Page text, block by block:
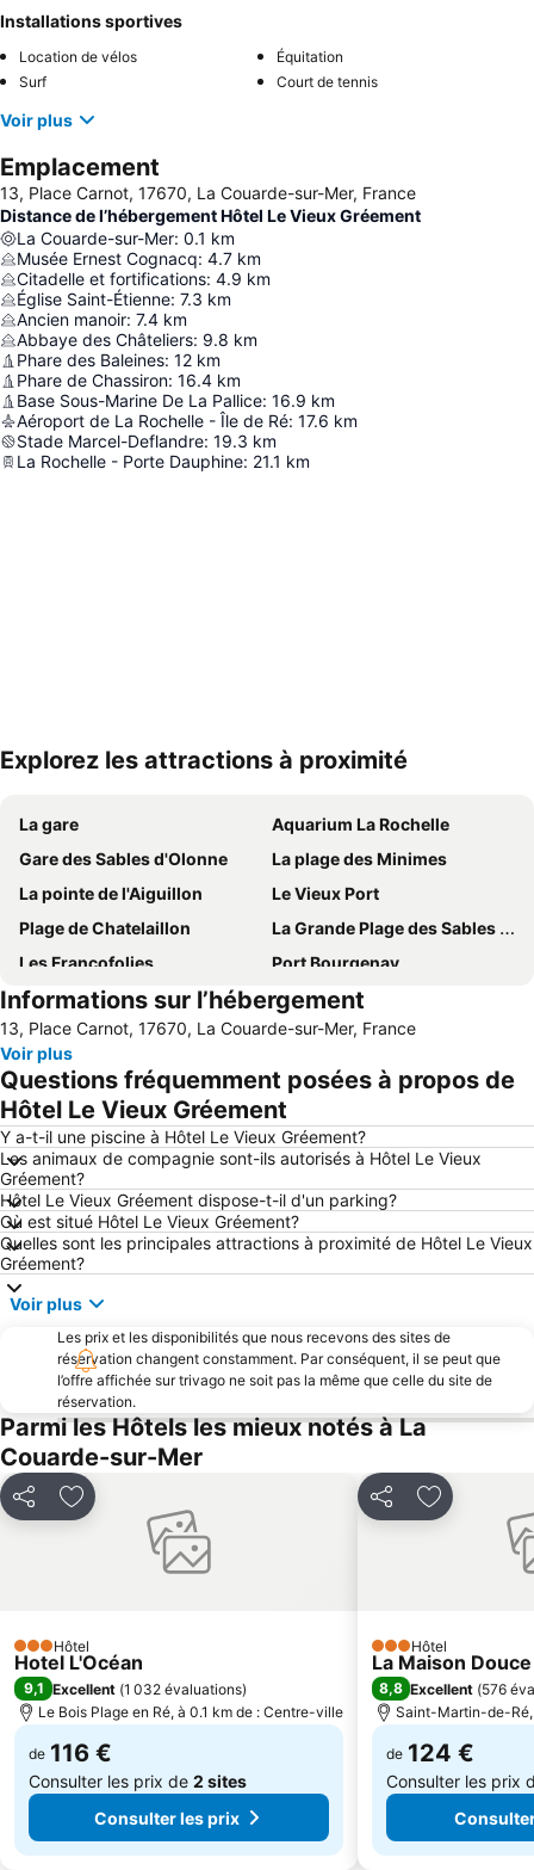
Installations sportives
Location de vélos
Équitation
Surf
Court de tennis
Voir plus
Emplacement
13, Place Carnot, 17670, La Couarde-sur-Mer, France
Distance de l’hébergement Hôtel Le Vieux Gréement
La Couarde-sur-Mer: 0.1 km
Musée Ernest Cognacq: 4.7 km
Citadelle et fortifications: 4.9 km
Église Saint-Étienne: 7.3 km
Ancien manoir: 7.4 km
Abbaye des Châteliers: 9.8 km
Phare des Baleines: 12 km
Phare de Chassiron: 16.4 km
Base Sous-Marine De La Pallice: 16.9 km
Aéroport de La Rochelle - Île de Ré: 17.6 km
Stade Marcel-Deflandre: 19.3 km
La Rochelle - Porte Dauphine: 21.1 km
Explorez les attractions à proximité
La gare
Aquarium La Rochelle
Gare des Sables d'Olonne
La plage des Minimes
La pointe de l'Aiguillon
Le Vieux Port
Plage de Chatelaillon
La Grande Plage des Sables d'Olonne
Les Francofolies
Port Bourgenay
Piscine d'eau de mer du Remblai
Châtelaillon
Plage de Boyardville
Port de Plaisance des Minimes
Aéroport de La Rochelle - île de Ré
Plage de Chef de Baie
Port Olona
Grande Plage
Grande Plage de La Tranche - Mer
Hôtel de Ville de La Rochelle
Le Vendée Globe
Plage de l'Espérance
Port de La Guittière
La Grière
Port de plaisance de Rochefort
Le marathon de la Rochelle
Les Conches
Le remblai des Sables d'Olonne
La plage de Couarde-sur-Mer
Plage de Marennes
Plage de Gatseau
Le Grand Pavois
l'Ile de Ré Bridge
Plage du Veillon
Le Petit Rocher
La plage de La Paracou
Plage des Huttes
Golf de la Prée
Place de la Liberté
Hôtel de ville des Sables d'Olonne
Les Rues à Arcades
Bowling La Rochelle
Informations sur l’hébergement
13, Place Carnot, 17670, La Couarde-sur-Mer, France
Voir plus
Questions fréquemment posées à propos de
Hôtel Le Vieux Gréement
Y a-t-il une piscine à Hôtel Le Vieux Gréement?
Les animaux de compagnie sont-ils autorisés à Hôtel Le Vieux
Gréement?
Hôtel Le Vieux Gréement dispose-t-il d'un parking?
Où est situé Hôtel Le Vieux Gréement?
Quelles sont les principales attractions à proximité de Hôtel Le Vieux
Gréement?
Voir plus
Les prix et les disponibilités que nous recevons des sites de
réservation changent constamment. Par conséquent, il se peut que
l’offre affichée sur trivago ne soit pas la même que celle du site de
réservation.
Parmi les Hôtels les mieux notés à La
Couarde-sur-Mer
PartagerAjouter à mes favoris
3 Étoiles
Hôtel
Hotel L'Océan
9,1 Excellent (1 032 évaluations)
Le Bois Plage en Ré, à 0.1 km de : Centre-ville
de 116 €
Consulter les prix de 2 sites
Consulter les prix
PartagerAjouter à
3 Étoiles
Hôtel
La Maison Douce
8,8 Excellent (576
Saint-Martin-de-
de 124 €
Consulter les prix